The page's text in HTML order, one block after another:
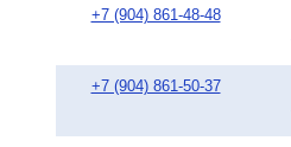
+7 (904) 861-48-48
+7 (904) 861-50-37